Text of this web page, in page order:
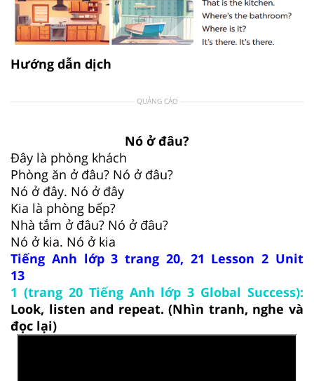
Hướng dẫn dịch
QUẢNG CÁO
Nó ở đâu?
Đây là phòng khách
Phòng ăn ở đâu? Nó ở đâu?
Nó ở đây. Nó ở đây
Kia là phòng bếp?
Nhà tắm ở đâu? Nó ở đâu?
Nó ở kia. Nó ở kia
Tiếng Anh lớp 3 trang 20, 21 Lesson 2 Unit
13
1 (trang 20 Tiếng Anh lớp 3 Global Success):
Look, listen and repeat. (Nhìn tranh, nghe và
đọc lại)